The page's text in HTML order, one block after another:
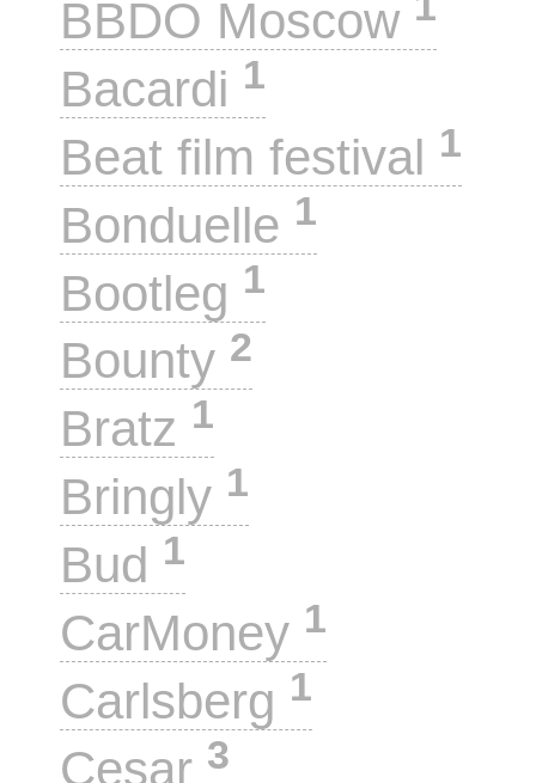
BBDO Moscow
Bacardi 1
Beat film festival 1
Bonduelle 1
Bootleg 1
Bounty 2
Bratz 1
Bringly 1
Bud 1
CarMoney 1
Carlsberg 1
Cesar 3